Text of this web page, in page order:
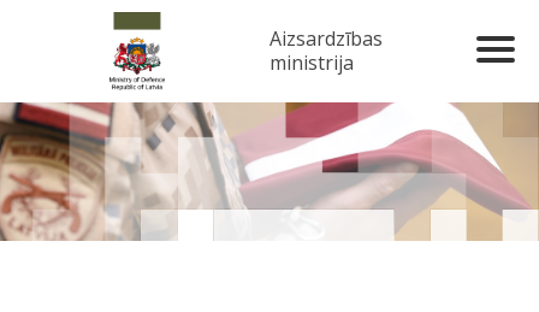
Aizsardzības
ministrija